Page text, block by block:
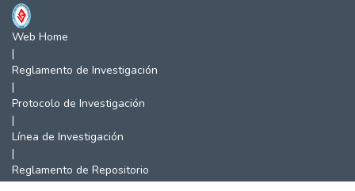
Web Home
|
Reglamento de Investigación
|
Protocolo de Investigación
|
Línea de Investigación
|
Reglamento de Repositorio